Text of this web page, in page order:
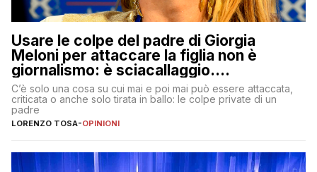
Usare le colpe del padre di Giorgia
Meloni per attaccare la figlia non è
giornalismo: è sciacallaggio.
Dimostriamo di essere diversi
C’è solo una cosa su cui mai e poi mai può essere attaccata,
criticata o anche solo tirata in ballo: le colpe private di un
padre
LORENZO TOSA-OPINIONI